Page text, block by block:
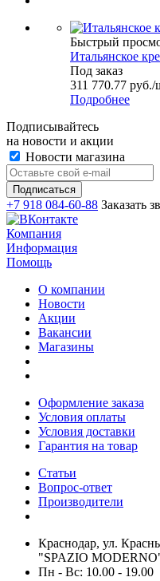
Быстрый
Итальянское
Под заказ
311 770.77 руб./
Подробнее
Подписывайтесь
на новости и акции
Новости магазина
+7 918 084-60-88 Заказать
Компания
Информация
Помощь
О компании
Новости
Акции
Вакансии
Магазины
Оформление заказа
Условия оплаты
Условия доставки
Гарантия на товар
Статьи
Вопрос-ответ
Производители
Краснодар, ул.
"SPAZIO
Пн - Вс: 10.00 - 19.00